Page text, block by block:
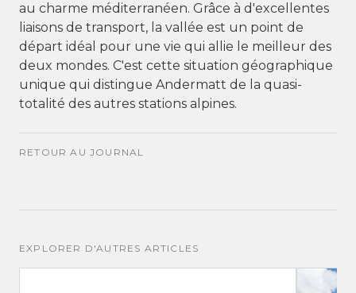
au charme méditerranéen. Grâce à d'excellentes
liaisons de transport, la vallée est un point de
départ idéal pour une vie qui allie le meilleur des
deux mondes. C'est cette situation géographique
unique qui distingue Andermatt de la quasi-
totalité des autres stations alpines.
RETOUR AU JOURNAL
EXPLORER D'AUTRES ARTICLES